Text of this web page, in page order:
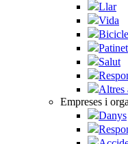
Llar
Vida
Salut
Altres
Empreses i
Danys